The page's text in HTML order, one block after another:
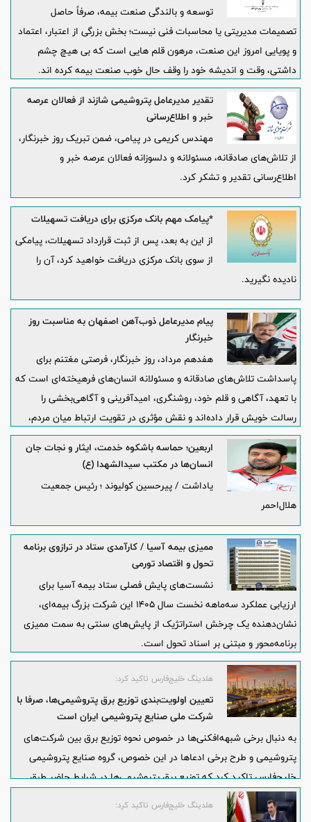
توسعه و بالندگی صنعت بیمه، صرفاً حاصل
تصمیمات مدیریتی یا محاسبات فنی نیست؛ بخش بزرگی از اعتبار، اعتماد
و پویایی امروز این صنعت، مرهون قلم هایی است که بی هیچ چشم
داشتی، وقت و اندیشه خود را وقف حال خوب صنعت بیمه کرده اند.
تقدیر مدیرعامل پتروشیمی شازند از فعالان عرصه
خبر و اطلاع‌رسانی
مهندس کریمی در پیامی، ضمن تبریک روز خبرنگار،
از تلاش‌های صادقانه، مسئولانه و دلسوزانه فعالان عرصه خبر و
اطلاع‌رسانی تقدیر و تشکر کرد.
*پیامک مهم بانک مرکزی برای دریافت تسهیلات
از این به بعد، پس از ثبت قرارداد تسهیلات، پیامکی
از سوی بانک مرکزی دریافت خواهید کرد، آن را
نادیده نگیرید.
پیام مدیرعامل ذوب‌آهن اصفهان به مناسبت روز
خبرنگار
هفدهم مرداد، روز خبرنگار، فرصتی مغتنم برای
پاسداشت تلاش‌های صادقانه و مسئولانه انسان‌های فرهیخته‌ای است که
با تعهد، آگاهی و قلم خود، روشنگری، امیدآفرینی و آگاهی‌بخشی را
رسالت خویش قرار داده‌اند و نقش مؤثری در تقویت ارتباط میان مردم،
صنعت و مسئولان ایفا می‌کنند.
اربعین؛ حماسه باشکوه خدمت، ایثار و نجات جان
انسان‌ها در مکتب سیدالشهدا (ع)
یاداشت / پیرحسین کولیوند ؛ رئیس جمعیت
هلال‌احمر
ممیزی بیمه آسیا / کارآمدی ستاد در ترازوی برنامه
تحول و اقتصاد تورمی
نشست‌های پایش فصلی ستاد بیمه آسیا برای
ارزیابی عملکرد سه‌ماهه نخست سال ۱۴۰۵ این شرکت بزرگ بیمه‌ای،
نشان‌دهنده یک چرخش استراتژیک از پایش‌های سنتی به سمت ممیزی
برنامه‌محور و مبتنی بر اسناد تحول است.
هلدینگ خلیج‌فارس تاکید کرد:
تعیین اولویت‌بندی توزیع برق پتروشیمی‌ها، صرفا با
شرکت ملی صنایع پتروشیمی ایران است
به دنبال برخی شبهه‌افکنی‌ها در خصوص نحوه توزیع برق بین شرکت‌های
پتروشیمی و طرح برخی ادعاها در این خصوص، گروه صنایع پتروشیمی
خلیج‌فارس تاکید کرد که توزیع برق پتروشیمی‌ها در شرایط حاضر طبق
قرارداد و بر اساس سهمیه‌ای است که فروشندگان برق به توزیع‌کنندگان
برق می‌دهند و اولویت‌ها و مقادیر آن، صرفا توسط شرکت ملی صنایع
هلدینگ خلیج‌فارس تاکید کرد: